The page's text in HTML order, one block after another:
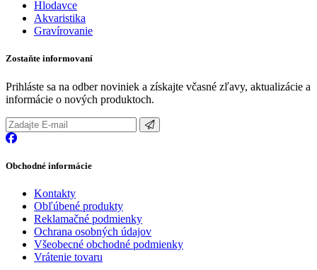
Vybrané kategórie
Psy
Hlodavce
Gravírovanie
Prihláste sa na odber noviniek a získajte včasné zľavy, aktualizácie a
Obchodné informácie
Kontakty
Obľúbené produkty